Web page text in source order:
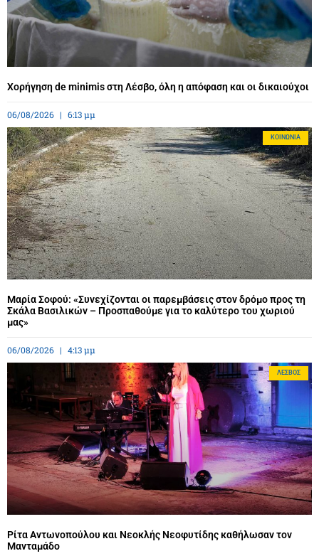
Χορήγηση de minimis στη Λέσβο, όλη η απόφαση και οι δικαιούχοι
06/08/2026 6:13 μμ
ΚΟΙΝΩΝΊΑ
Μαρία Σοφού: «Συνεχίζονται οι παρεμβάσεις στον δρόμο προς τη
Σκάλα Βασιλικών – Προσπαθούμε για το καλύτερο του χωριού
μας»
06/08/2026 4:13 μμ
ΛΈΣΒΟΣ
Ρίτα Αντωνοπούλου και Νεοκλής Νεοφυτίδης καθήλωσαν τον
Μανταμάδο